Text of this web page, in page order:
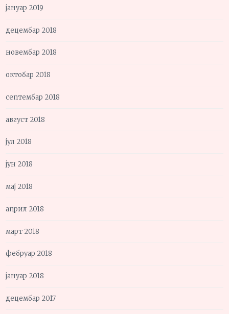
јануар 2019
децембар 2018
новембар 2018
октобар 2018
септембар 2018
август 2018
јул 2018
јун 2018
мај 2018
април 2018
март 2018
фебруар 2018
јануар 2018
децембар 2017